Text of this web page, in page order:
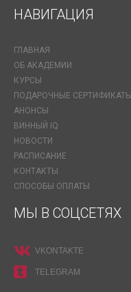
НАВИГАЦИЯ
ГЛАВНАЯ
ОБ АКАДЕМИИ
КУРСЫ
ПОДАРОЧНЫЕ СЕРТИФИКАТЫ
АНОНСЫ
ВИННЫЙ IQ
НОВОСТИ
РАСПИСАНИЕ
КОНТАКТЫ
СПОСОБЫ ОПЛАТЫ
МЫ В СОЦСЕТЯХ
VKONTAKTE
TELEGRAM